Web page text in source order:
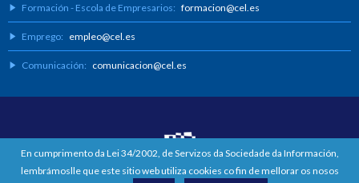
Formación - Escola de Empresarios: formacion@cel.es
Emprego: empleo@cel.es
Comunicación: comunicacion@cel.es
En cumprimento da Lei 34/2002, de Servizos da Sociedade da Información,
lembrámoslle que este sitio web utiliza cookies co fin de mellorar os nosos